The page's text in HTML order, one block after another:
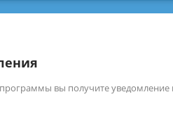
вы получите уведомление